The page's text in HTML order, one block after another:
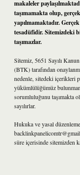
makaleler
taşımamakta olup,
yapılmamaktadır.
tesadüfidir. Sitemizdeki
taşımazlar.
Sitemiz, 5651 Sayılı
(BTK) tarafından
nedenle, sitedeki içerikleri
yükümlülüğümüz
sorumluluğunu taşımakta
sayılırlar.
Hukuka ve yasal
süre içerisinde sitemizden